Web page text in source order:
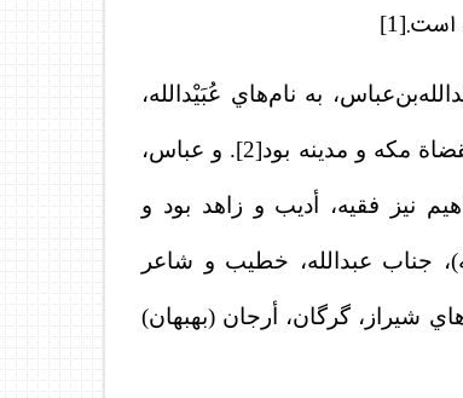
است.[1]
به نام‌هاي عُبَيْدالله،
ة مكه و مدينه بود[2]. و عباس،
نيز فقيه، أديب و زاهد بود و‌
جناب عبدالله، خطيب و شاعر
شيراز، گرگان، أرجان (بهبهان)